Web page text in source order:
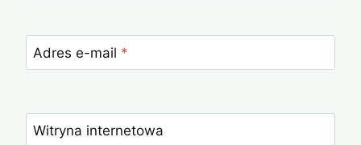
Adres e-mail *
Witryna internetowa